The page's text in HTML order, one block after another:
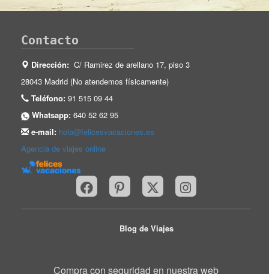
Contacto
Dirección: C/ Ramirez de arellano 17, piso 3
28043 Madrid (No atendemos físicamente)
Teléfono: 91 515 09 44
Whatsapp: 640 52 62 95
e-mail: hola@felicesvacaciones.es
Agencia de viajes online
Blog de Viajes
Compra con seguridad en nuestra web